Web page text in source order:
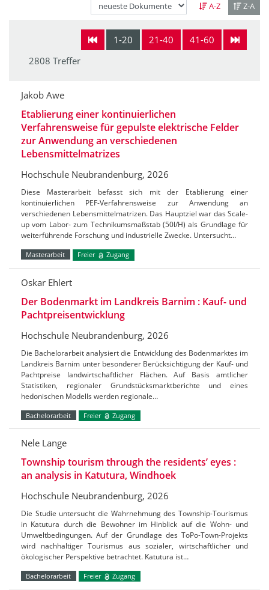
A-Z Z-A
1-20 21-40
41-60
2808 Treffer
Jakob Awe
Etablierung einer kontinuierlichen
Verfahrensweise für gepulste elektrische Felder
zur Anwendung an verschiedenen
Lebensmittelmatrizes
Hochschule Neubrandenburg, 2026
Diese Masterarbeit befasst sich mit der Etablierung einer
kontinuierlichen PEF-Verfahrensweise zur Anwendung an
verschiedenen Lebensmittelmatrizen. Das Hauptziel war das Scale-
up vom Labor- zum Technikumsmaßstab (50l/H) als Grundlage für
weiterführende Forschung und industrielle Zwecke. Untersucht…
Masterarbeit Freier Zugang
Oskar Ehlert
Der Bodenmarkt im Landkreis Barnim : Kauf- und
Pachtpreisentwicklung
Hochschule Neubrandenburg, 2026
Die Bachelorarbeit analysiert die Entwicklung des Bodenmarktes im
Landkreis Barnim unter besonderer Berücksichtigung der Kauf- und
Pachtpreise landwirtschaftlicher Flächen. Auf Basis amtlicher
Statistiken, regionaler Grundstücksmarktberichte und eines
hedonischen Modells werden regionale…
Bachelorarbeit Freier Zugang
Nele Lange
Township tourism through the residents’ eyes :
an analysis in Katutura, Windhoek
Hochschule Neubrandenburg, 2026
Die Studie untersucht die Wahrnehmung des Township-Tourismus
in Katutura durch die Bewohner im Hinblick auf die Wohn- und
Umweltbedingungen. Auf der Grundlage des ToPo-Town-Projekts
wird nachhaltiger Tourismus aus sozialer, wirtschaftlicher und
ökologischer Perspektive betrachtet. Katutura ist…
Bachelorarbeit Freier Zugang